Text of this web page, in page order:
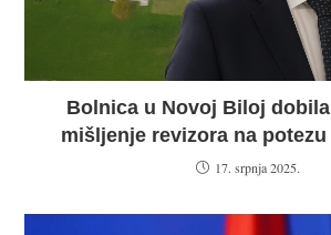
Bolnica u Novoj Biloj
mišljenje revizora na
17. srpnja 2025.